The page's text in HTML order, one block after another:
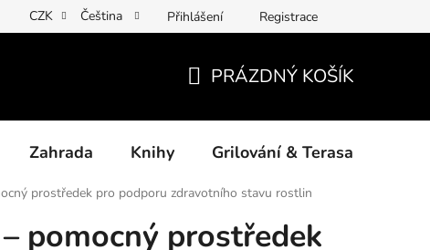
osobních údajů Povinné informace a odkazy ÚKZÚZ
CZK Čeština Přihlášení Registrace
KOŠÍK
PRÁZDNÝ KOŠÍK
Zahrada Knihy Grilování & Terasa
prostředek pro podporu zdravotního stavu rostlin
pomocný prostředek